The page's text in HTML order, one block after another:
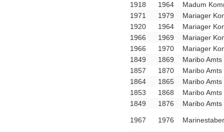
1918
1964
Madum
1971
1979
Mariager
1920
1964
Mariager
1966
1969
Mariager
1966
1970
Mariager
1849
1869
Maribo
1857
1870
Maribo
1864
1865
Maribo
1853
1868
Maribo
1849
1876 Maribo
1967 1976